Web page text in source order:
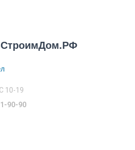
СтроимДом.РФ
10-19
90-90